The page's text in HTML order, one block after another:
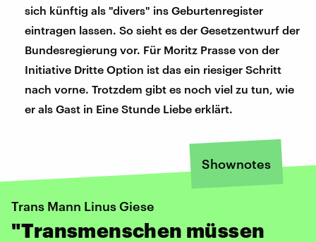
sich künftig als "divers" ins Geburtenregister
eintragen lassen. So sieht es der Gesetzentwurf der
Bundesregierung vor. Für Moritz Prasse von der
Initiative Dritte Option ist das ein riesiger Schritt
nach vorne. Trotzdem gibt es noch viel zu tun, wie
er als Gast in Eine Stunde Liebe erklärt.
Shownotes
Trans Mann Linus Giese
"Transmenschen müssen